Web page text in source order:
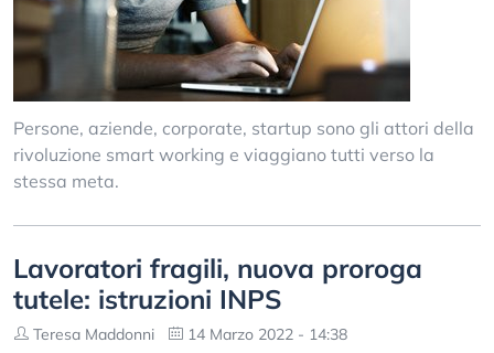
Persone, aziende, corporate, startup sono gli attori della
rivoluzione smart working e viaggiano tutti verso la
stessa meta.
Lavoratori fragili, nuova proroga
tutele: istruzioni INPS
Teresa Maddonni 14 Marzo 2022 - 14:38